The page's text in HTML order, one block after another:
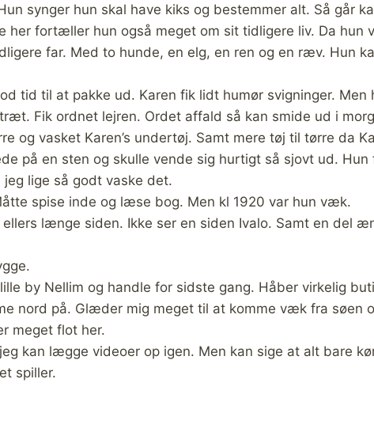
synger hun skal have kiks og bestemmer alt. Så går
her fortæller hun også meget om sit tidligere liv. Da hun
far. Med to hunde, en elg, en ren og en ræv. Hun
tid til at pakke ud. Karen fik lidt humør svigninger. Men
Fik ordnet lejren. Ordet affald så kan smide ud i
og vasket Karen’s undertøj. Samt mere tøj til tørre da
på en sten og skulle vende sig hurtigt så sjovt ud. Hun
lige så godt vaske det.
spise inde og læse bog. Men kl 1920 var hun væk.
længe siden. Ikke ser en siden Ivalo. Samt en del
by Nellim og handle for sidste gang. Håber virkelig
nord på. Glæder mig meget til at komme væk fra søen
meget flot her.
kan lægge videoer op igen. Men kan sige at alt bare
spiller.